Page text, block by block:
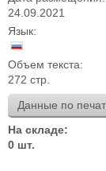
24.09.2021
Язык:
Объем текста:
272 стр.
Данные по
На складе:
0 шт.